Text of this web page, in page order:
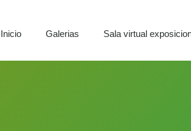
Inicio Galerias Sala virtual